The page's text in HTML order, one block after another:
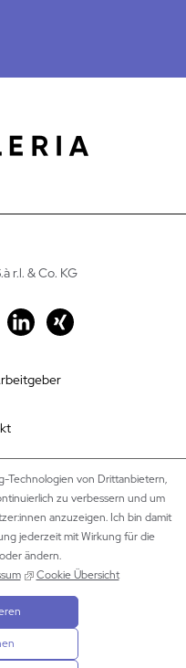
r.l. & Co. KG
Technologien von Drittanbietern,
zu verbessern und um
anzuzeigen. Ich bin damit
jederzeit mit Wirkung für die
ändern.
Cookie Übersicht